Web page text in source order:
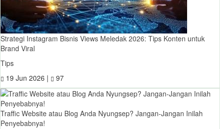
Strategi Instagram Bisnis Views Meledak 2026: Tips Konten untuk
Brand Viral
Tips
19 Jun 2026 |
97
Traffic Website atau Blog Anda Nyungsep? Jangan-Jangan Inilah
Penyebabnya!